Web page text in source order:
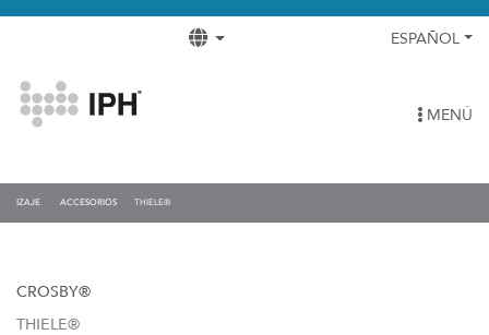
ESPAÑOL
MENÚ
IZAJE ACCESORIOS THIELE®
CROSBY®
THIELE®